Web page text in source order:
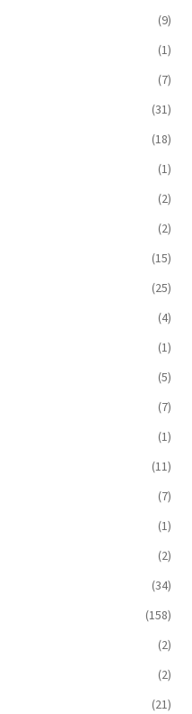
(9)
(1)
(7)
(31)
(18)
(1)
(2)
(2)
(15)
(25)
(4)
(1)
(5)
(7)
(1)
(11)
(7)
(1)
(2)
(34)
(158)
(2)
(2)
(21)